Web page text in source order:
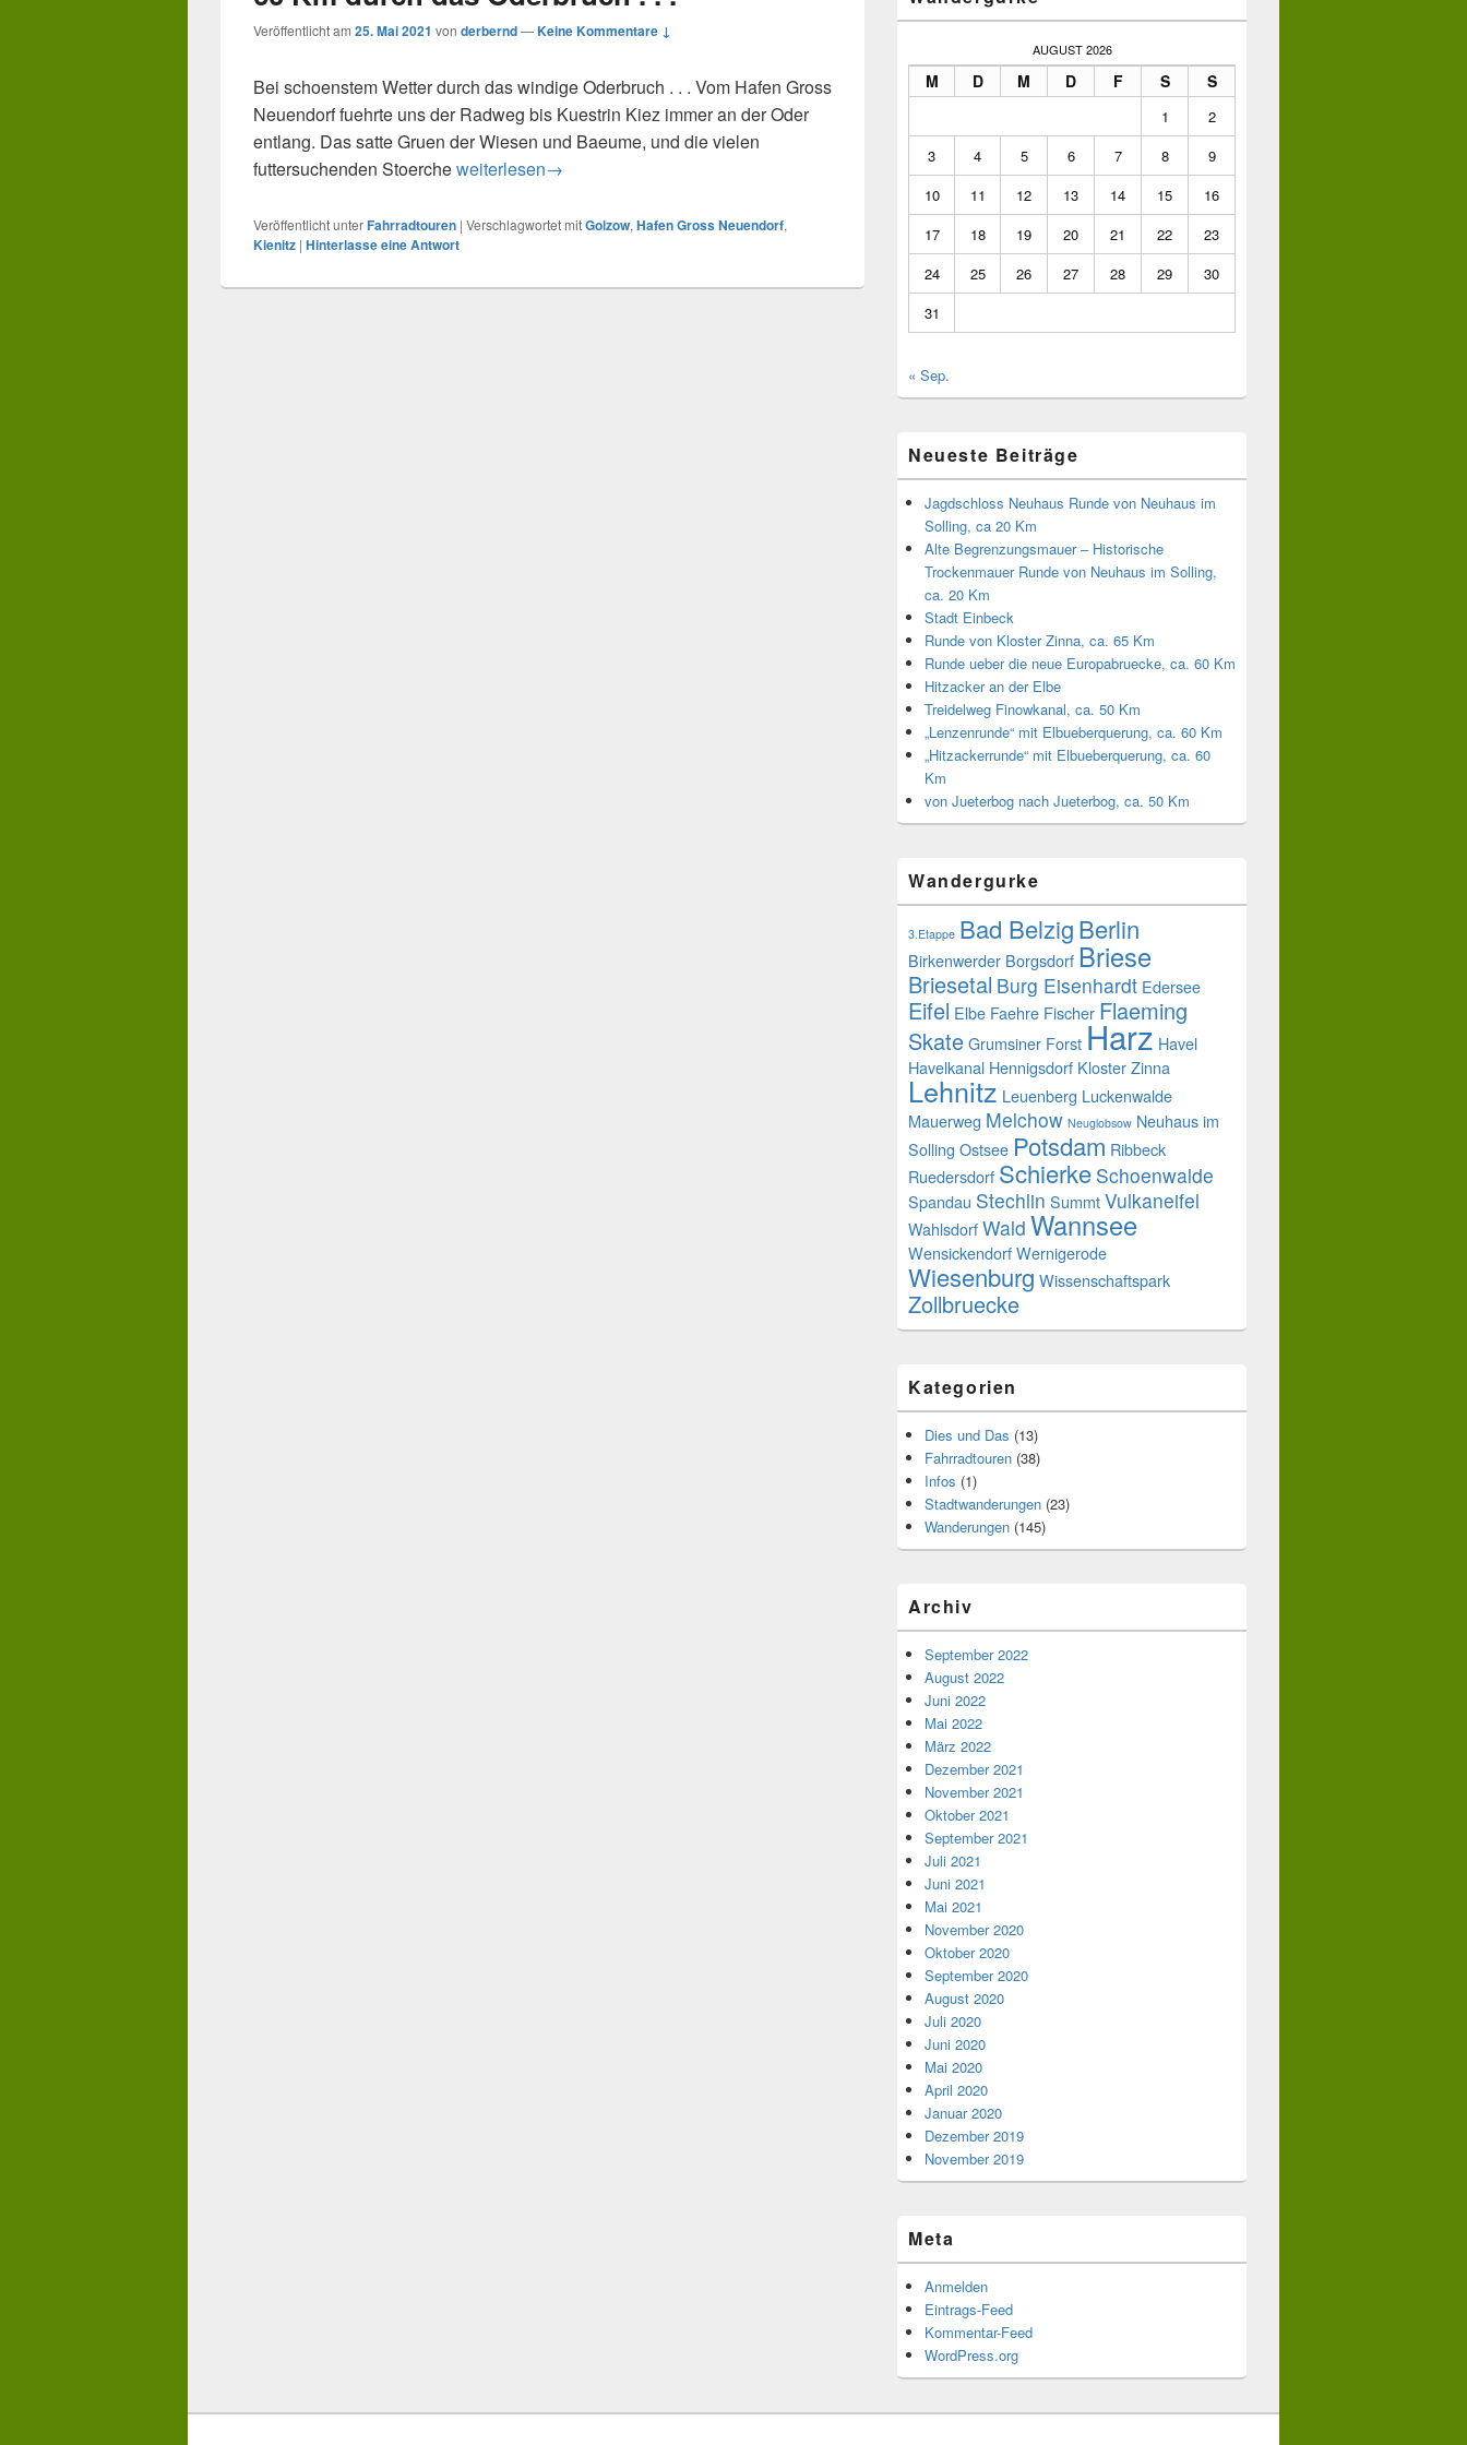
Veröffentlicht am 25. Mai 2021 von derbernd—Keine Kommentare ↓
Bei schoenstem Wetter durch das windige Oderbruch . . . Vom Hafen Gross
Neuendorf fuehrte uns der Radweg bis Kuestrin Kiez immer an der Oder
entlang. Das satte Gruen der Wiesen und Baeume, und die vielen
futtersuchenden Stoerche60 Km durch das Oderbruch . . .
weiterlesen→
Veröffentlicht unterFahrradtouren | Verschlagwortet mitGolzow, Hafen Gross Neuendorf,
Kienitz | Hinterlasse eine Antwort
AUGUST 2026
M D M D F S S
1
2
3
4 5 6 7 8
9
10
11 12 13 14 15
16
17
18 19 20 21 22
23
24
25 26 27 28 29
30
31
« Sep.
Neueste Beiträge
Jagdschloss Neuhaus Runde von Neuhaus im
Solling, ca 20 Km
Alte Begrenzungsmauer – Historische
Trockenmauer Runde von Neuhaus im Solling,
ca. 20 Km
Stadt Einbeck
Runde von Kloster Zinna, ca. 65 Km
Runde ueber die neue Europabruecke, ca. 60 Km
Hitzacker an der Elbe
Treidelweg Finowkanal, ca. 50 Km
„Lenzenrunde“ mit Elbueberquerung, ca. 60 Km
„Hitzackerrunde“ mit Elbueberquerung, ca. 60
Km
von Jueterbog nach Jueterbog, ca. 50 Km
Wandergurke
3.Etappe Bad BelzigBerlin
Birkenwerder Borgsdorf Briese
Briesetal Burg Eisenhardt Edersee
Eifel Elbe Faehre Fischer Flaeming
SkateGrumsiner Forst Harz Havel
Havelkanal Hennigsdorf Kloster Zinna
Lehnitz Leuenberg Luckenwalde
Mauerweg Melchow Neuglobsow Neuhaus im
Solling Ostsee Potsdam Ribbeck
Ruedersdorf Schierke Schoenwalde
Spandau Stechlin SummtVulkaneifel
WahlsdorfWald Wannsee
WensickendorfWernigerode
Wiesenburg Wissenschaftspark
Zollbruecke
Kategorien
Dies und Das (13)
Fahrradtouren (38)
Infos (1)
Stadtwanderungen (23)
Wanderungen (145)
Archiv
September 2022
August 2022
Juni 2022
Mai 2022
März 2022
Dezember 2021
November 2021
Oktober 2021
September 2021
Juli 2021
Juni 2021
Mai 2021
November 2020
Oktober 2020
September 2020
August 2020
Juli 2020
Juni 2020
Mai 2020
April 2020
Januar 2020
Dezember 2019
November 2019
Meta
Anmelden
Eintrags-Feed
Kommentar-Feed
WordPress.org